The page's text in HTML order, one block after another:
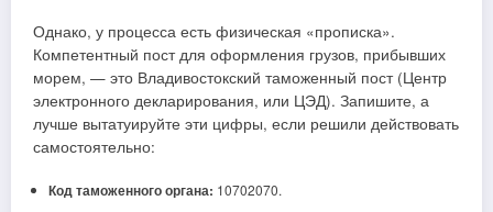
Однако, у процесса есть физическая «прописка».
Компетентный пост для оформления грузов, прибывших
морем, — это Владивостокский таможенный пост (Центр
электронного декларирования, или ЦЭД). Запишите, а
лучше вытатуируйте эти цифры, если решили действовать
самостоятельно:
Код таможенного органа: 10702070.